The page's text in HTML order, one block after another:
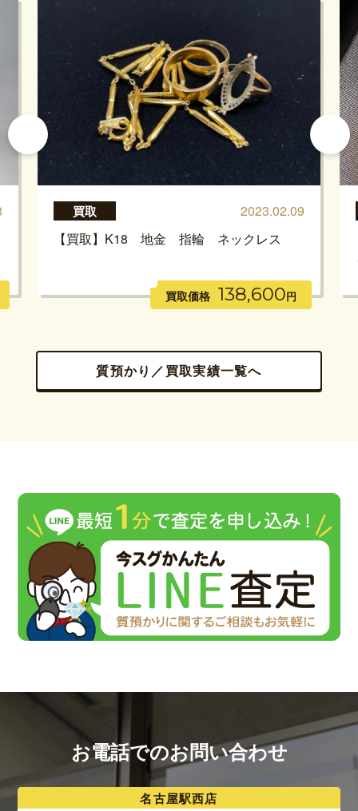
買取
2023.02.09
【買取】K18 地金 指輪 ネックレス
買取価格 138,600円
質預かり／買取実績一覧へ
お電話でのお問い合わせ
名古屋駅西店